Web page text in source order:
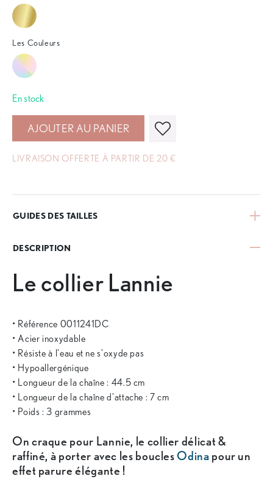
Les Couleurs
En stock
AJOUTER AU PANIER
LIVRAISON OFFERTE À PARTIR DE 20 €
GUIDES DES TAILLES
DESCRIPTION
Le collier Lannie
• Référence 0011241DC
• Acier inoxydable
• Résiste à l'eau et ne s'oxyde pas
• Hypoallergénique
• Longueur de la chaîne : 44.5 cm
• Longueur de la chaîne d'attache : 7 cm
• Poids : 3 grammes
On craque pour Lannie, le collier délicat &
raffiné, à porter avec les boucles Odina pour un
effet parure élégante !